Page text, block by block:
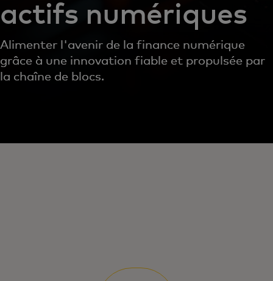
actifs numériques
Alimenter l'avenir de la finance numérique
grâce à une innovation fiable et propulsée par
la chaîne de blocs.